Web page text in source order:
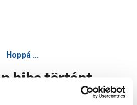
Hoppá ...
hiba történt